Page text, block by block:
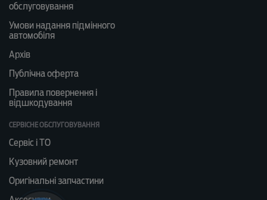
обслуговування
Умови надання підмінного
автомобіля
Архів
Публічна оферта
Правила повернення і
відшкодування
СЕРВІСНЕ ОБСЛУГОВУВАННЯ
Сервіс і ТО
Кузовний ремонт
Оригінальні запчастини